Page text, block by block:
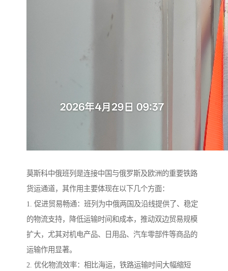
莫斯科中俄班列是连接中国与俄罗斯及欧洲的重要铁路
货运通道，其作用主要体现在以下几个方面：
1. 促进贸易畅通：班列为中俄两国及沿线提供了、稳定
的物流支持，降低运输时间和成本，推动双边贸易规模
扩大，尤其对机电产品、日用品、汽车零部件等商品的
运输作用显著。
2. 优化物流效率：相比海运，铁路运输时间大幅缩短